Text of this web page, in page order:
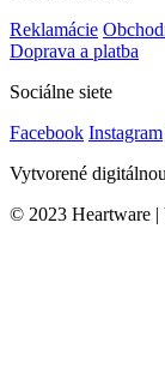
Reklamácie
Doprava a platba
Sociálne siete
Facebook Instagram
Vytvorené
© 2023 Heartware |